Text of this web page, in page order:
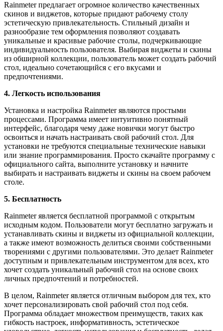
Rainmeter предлагает огромное количество качественных
скинов и виджетов, которые придают рабочему столу
эстетическую привлекательность. Стильный дизайн и
разнообразие тем оформления позволяют создавать
уникальные и красивые рабочие столы, подчеркивающие
индивидуальность пользователя. Выбирая виджеты и скины
из обширной коллекции, пользователь может создать рабочий
стол, идеально сочетающийся с его вкусами и
предпочтениями.
4. Легкость использования
Установка и настройка Rainmeter являются простыми
процессами. Программа имеет интуитивно понятный
интерфейс, благодаря чему даже новички могут быстро
освоиться и начать настраивать свой рабочий стол. Для
установки не требуются специальные технические навыки
или знание программирования. Просто скачайте программу с
официального сайта, выполните установку и начните
выбирать и настраивать виджеты и скины на своем рабочем
столе.
5. Бесплатность
Rainmeter является бесплатной программой с открытым
исходным кодом. Пользователи могут бесплатно загружать и
устанавливать скины и виджеты из официальной коллекции,
а также имеют возможность делиться своими собственными
творениями с другими пользователями. Это делает Rainmeter
доступным и привлекательным инструментом для всех, кто
хочет создать уникальный рабочий стол на основе своих
личных предпочтений и потребностей.
В целом, Rainmeter является отличным выбором для тех, кто
хочет персонализировать свой рабочий стол под себя.
Программа обладает множеством преимуществ, таких как
гибкость настроек, информативность, эстетическое